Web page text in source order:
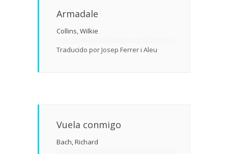
Armadale
Collins, Wilkie
Traducido por Josep Ferrer i Aleu
Vuela conmigo
Bach, Richard